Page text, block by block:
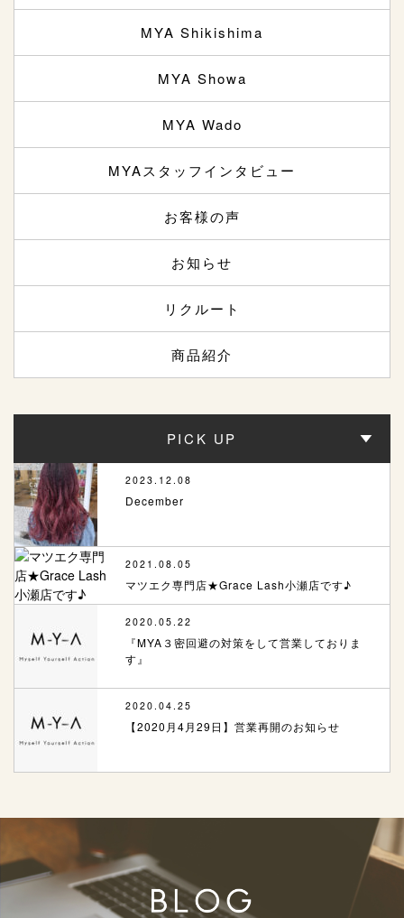
MYA Shikishima
MYA Showa
MYA Wado
MYAスタッフインタビュー
お客様の声
お知らせ
リクルート
商品紹介
PICK UP
2023.12.08
December
2021.08.05
マツエク専門店★Grace Lash小瀬店です♪
2020.05.22
『MYA３密回避の対策をして営業しておりま
す』
2020.04.25
【2020月4月29日】営業再開のお知らせ